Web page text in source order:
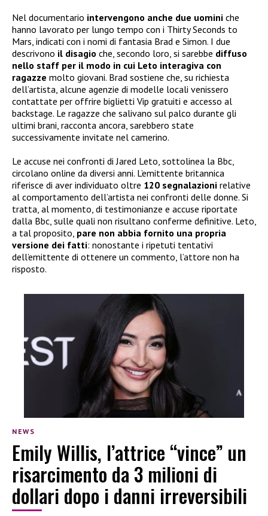
Nel documentario intervengono anche due uomini che
hanno lavorato per lungo tempo con i Thirty Seconds to
Mars, indicati con i nomi di fantasia Brad e Simon. I due
descrivono il disagio che, secondo loro, si sarebbe diffuso
nello staff per il modo in cui Leto interagiva con
ragazze molto giovani. Brad sostiene che, su richiesta
dell’artista, alcune agenzie di modelle locali venissero
contattate per offrire biglietti Vip gratuiti e accesso al
backstage. Le ragazze che salivano sul palco durante gli
ultimi brani, racconta ancora, sarebbero state
successivamente invitate nel camerino.
Le accuse nei confronti di Jared Leto, sottolinea la Bbc,
circolano online da diversi anni. L’emittente britannica
riferisce di aver individuato oltre 120 segnalazioni relative
al comportamento dell’artista nei confronti delle donne. Si
tratta, al momento, di testimonianze e accuse riportate
dalla Bbc, sulle quali non risultano conferme definitive. Leto,
a tal proposito, pare non abbia fornito una propria
versione dei fatti: nonostante i ripetuti tentativi
dell’emittente di ottenere un commento, l’attore non ha
risposto.
NEWS
Emily Willis, l’attrice “vince” un
risarcimento da 3 milioni di
dollari dopo i danni irreversibili